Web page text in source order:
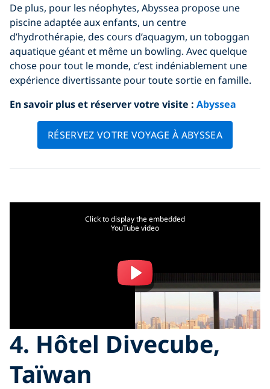
De plus, pour les néophytes, Abyssea propose une
piscine adaptée aux enfants, un centre
d’hydrothérapie, des cours d’aquagym, un toboggan
aquatique géant et même un bowling. Avec quelque
chose pour tout le monde, c’est indéniablement une
expérience divertissante pour toute sortie en famille.
En savoir plus et réserver votre visite : Abyssea
RÉSERVEZ VOTRE VOYAGE À ABYSSEA
Click to display the embedded
YouTube video
4. Hôtel Divecube,
Taïwan